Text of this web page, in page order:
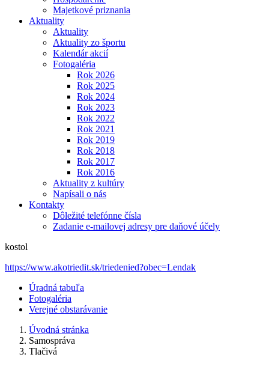
Majetkové priznania
Aktuality
Aktuality
Aktuality zo športu
Kalendár akcií
Fotogaléria
Rok 2026
Rok 2025
Rok 2024
Rok 2023
Rok 2022
Rok 2021
Rok 2019
Rok 2018
Rok 2017
Rok 2016
Aktuality z kultúry
Napísali o nás
Kontakty
Dôležité telefónne čísla
Zadanie e-mailovej adresy pre daňové účely
kostol
https://www.akotriedit.sk/triedenied?obec=Lendak
Úradná tabuľa
Fotogaléria
Verejné obstarávanie
Úvodná stránka
Samospráva
Tlačivá